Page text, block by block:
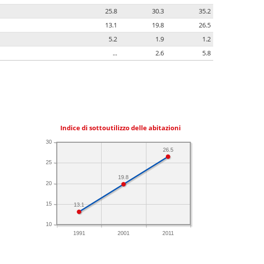
25.8 30.3
35.2
13.1 19.8
26.5
5.2 1.9
1.2
... 2.6 5.8
Indice di sottoutilizzo delle abitazioni
1991 2001 2011
10
15
20
25
30
26.5
19.8
13.1